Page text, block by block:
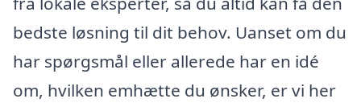
bedste løsning til dit behov. Uanset om du
har spørgsmål eller allerede har en idé
om, hvilken emhætte du ønsker, er vi her